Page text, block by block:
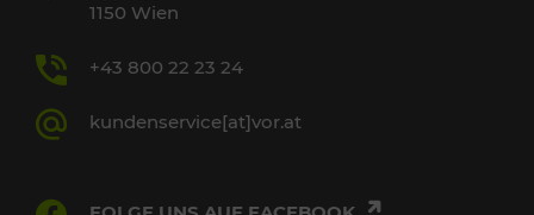
1150 Wien
+43 800 22 23 24
kundenservice[at]vor.at